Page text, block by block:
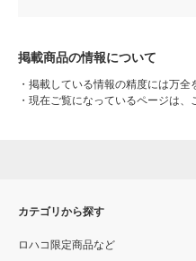
掲載商品の情報について
・ 掲載している情報の精度には万全
・ 現在ご覧になっているページは、
カテゴリから探す
ロハコ限定商品など